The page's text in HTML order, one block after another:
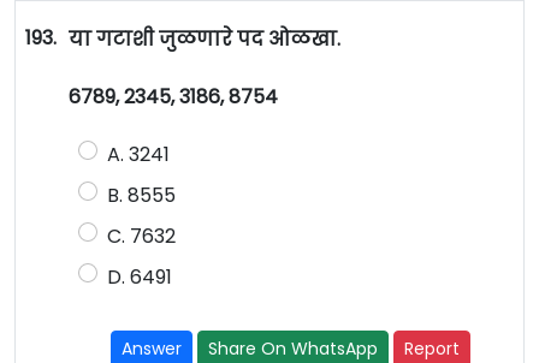
193. या गटाशी जुळणारे पद ओळखा.
6789, 2345, 3186, 8754
A. 3241
B. 8555
C. 7632
D. 6491
Answer Share On WhatsApp Report